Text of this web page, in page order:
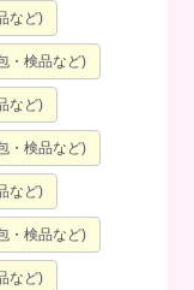
など)
・検品など)
など)
・検品など)
など)
・検品など)
など)